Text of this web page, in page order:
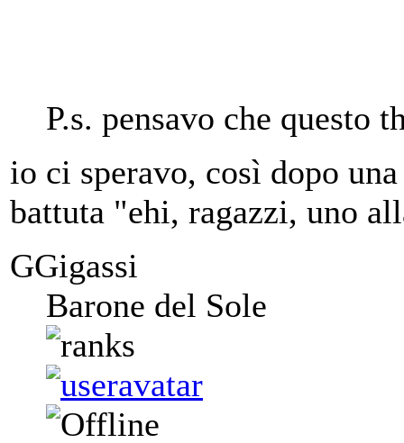
P.s. pensavo che questo
io ci speravo, così dopo
battuta "ehi, ragazzi, uno
GGigassi
Barone del Sole